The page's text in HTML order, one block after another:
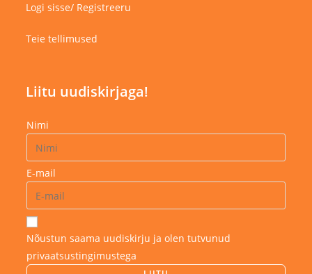
Logi sisse/ Registreeru
Teie tellimused
Liitu uudiskirjaga!
Nimi
E-mail
Nõustun saama uudiskirju ja olen tutvunud
privaatsustingimustega